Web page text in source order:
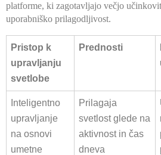
platforme, ki zagotavljajo večjo
uporabniško prilagodljivost.
Pristop k
upravljanju
svetlobe
Prednosti
Inteligentno
upravljanje
na osnovi
umetne
Prilagaja
svetlost glede na
aktivnost in čas
dneva